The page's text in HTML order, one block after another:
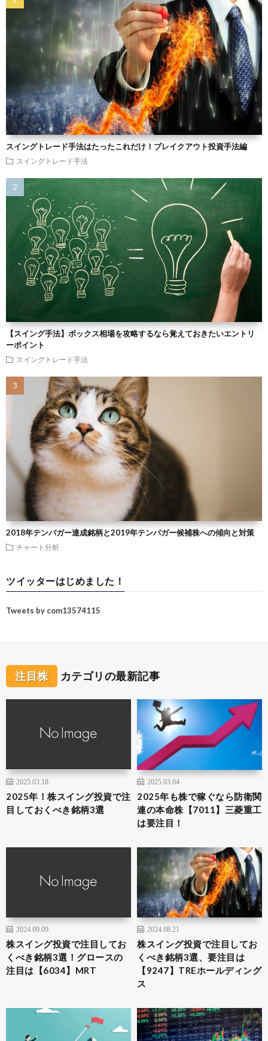
スイングトレード手法はたったこれだけ！ブレイクアウト投資手法編
スイングトレード手法
【スイング手法】ボックス相場を攻略するなら覚えておきたいエントリ
ーポイント
スイングトレード手法
2018年テンバガー達成銘柄と2019年テンバガー候補株への傾向と対策
チャート分析
ツイッターはじめました！
Tweets by com13574115
注目株 カテゴリの最新記事
2025.03.18
2025年！株スイング投資で注
目しておくべき銘柄3選
2025.03.04
2025年も株で稼ぐなら防衛関
連の本命株【7011】三菱重工
は要注目！
2024.09.09
株スイング投資で注目してお
くべき銘柄3選！グロースの
注目は【6034】MRT
2024.08.21
株スイング投資で注目してお
くべき銘柄3選、要注目は
【9247】TREホールディング
ス